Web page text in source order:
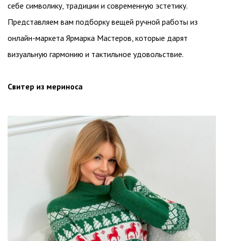
себе символику, традиции и современную эстетику.
Представляем вам подборку вещей ручной работы из
онлайн-маркета Ярмарка Мастеров, которые дарят
визуальную гармонию и тактильное удовольствие.
Свитер из мериноса